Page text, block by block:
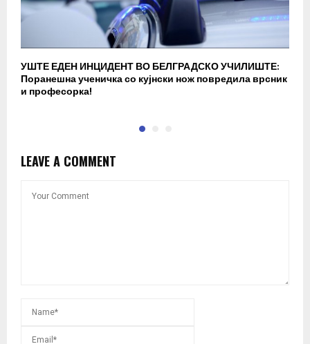
УШТЕ ЕДЕН ИНЦИДЕНТ ВО БЕЛГРАДСКО УЧИЛИШТЕ:
Поранешна ученичка со кујнски нож повредила врсник
и професорка!
LEAVE A COMMENT